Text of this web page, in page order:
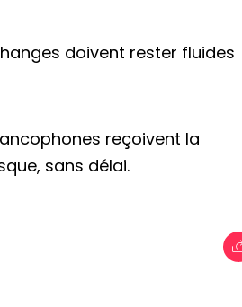
doivent rester fluides
reçoivent la
sans délai.